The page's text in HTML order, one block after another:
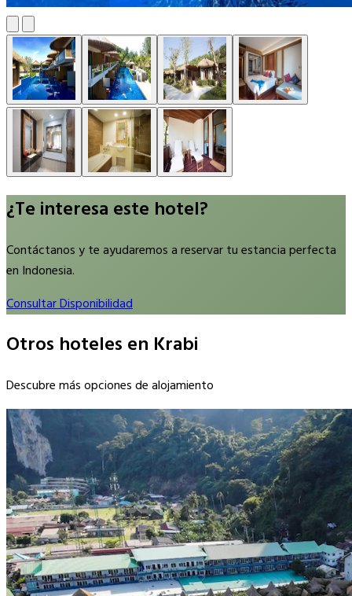
¿Te interesa este hotel?
Contáctanos y te ayudaremos a reservar tu estancia perfecta
en Indonesia.
Consultar Disponibilidad
Otros hoteles en Krabi
Descubre más opciones de alojamiento